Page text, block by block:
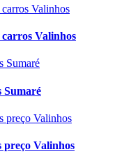
Valinhos
Sumaré
preço Valinhos